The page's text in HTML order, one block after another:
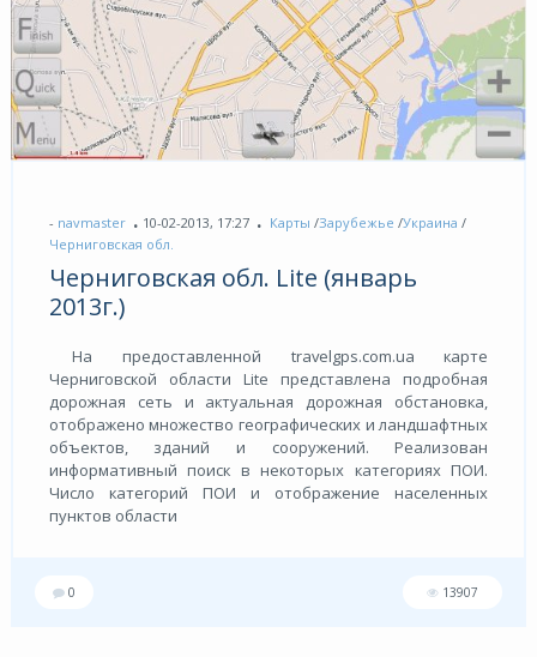
- navmaster 10-02-2013, 17:27 Карты /Зарубежье /Украина /
Черниговская обл.
Черниговская обл. Lite (январь
2013г.)
На предоставленной travelgps.com.ua карте
Черниговской области Lite представлена подробная
дорожная сеть и актуальная дорожная обстановка,
отображено множество географических и ландшафтных
объектов, зданий и сооружений. Реализован
информативный поиск в некоторых категориях ПОИ.
Число категорий ПОИ и отображение населенных
пунктов области
0 13907